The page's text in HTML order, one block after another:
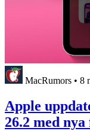
MacRumors • 8
Apple
26.2 med